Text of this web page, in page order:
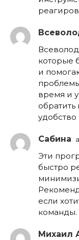
которые
и
время и
удобство
Сабина
Эти
быстро
если
команды.
Михаил